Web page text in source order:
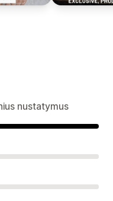
nustatymus